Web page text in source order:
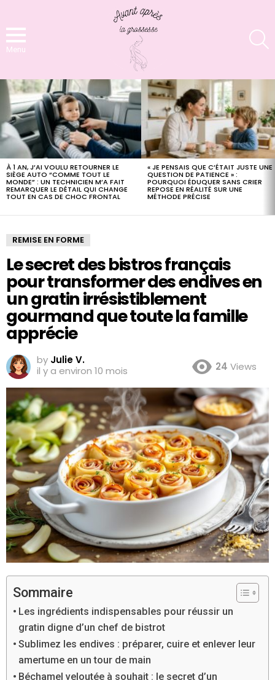
Menu
LATEST
STORIES
À 1 AN, J’AI VOULU RETOURNER LE
SIÈGE AUTO “COMME TOUT LE
MONDE” : UN TECHNICIEN M’A FAIT
REMARQUER LE DÉTAIL QUI CHANGE
TOUT EN CAS DE CHOC FRONTAL
« JE PENSAIS QUE C’ÉTAIT JUSTE UNE
QUESTION DE PATIENCE » :
POURQUOI ÉDUQUER SANS CRIER
REPOSE EN RÉALITÉ SUR UNE
MÉTHODE PRÉCISE
REMISE EN FORME
Le secret des bistros français
pour transformer des endives en
un gratin irrésistiblement
gourmand que toute la famille
apprécie
by Julie V.
il y a environ 10 mois
24 Views
Sommaire
Les ingrédients indispensables pour réussir un
gratin digne d’un chef de bistrot
Sublimez les endives : préparer, cuire et enlever leur
amertume en un tour de main
Béchamel veloutée à souhait : le secret d’un